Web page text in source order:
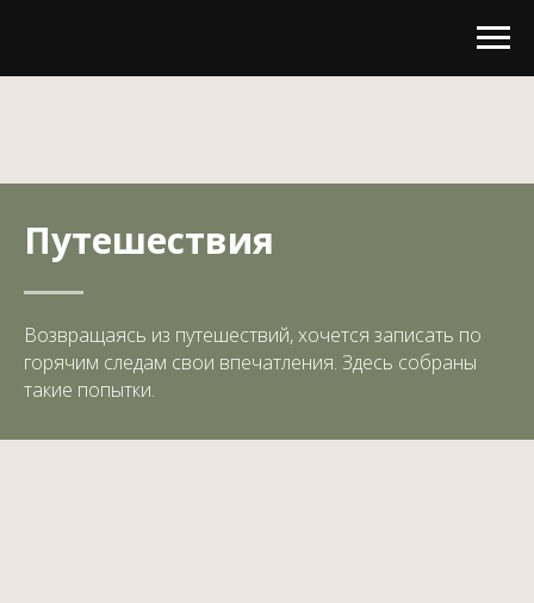
Путешествия
Возвращаясь из путешествий, хочется записать по
горячим следам свои впечатления. Здесь собраны
такие попытки.